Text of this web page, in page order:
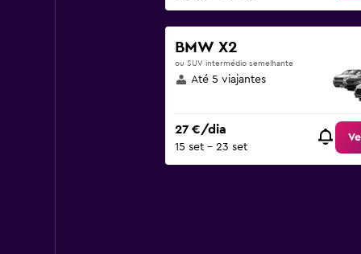
BMW X2
ou SUV intermédio semelhante
Até 5 viajantes
27 €/dia
15 set – 23 set